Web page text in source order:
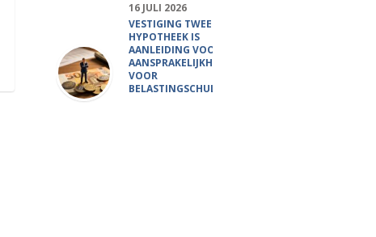
16 JULI 2026
VESTIGING TWEEDE
HYPOTHEEK IS
AANLEIDING VOOR
AANSPRAKELIJKHEID
VOOR
BELASTINGSCHULD